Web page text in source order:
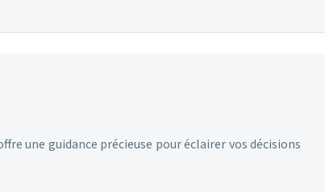
une guidance précieuse pour éclairer vos décisions